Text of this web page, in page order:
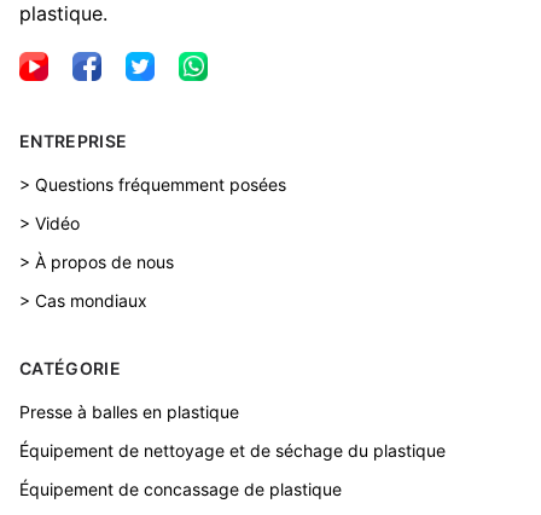
plastique.
ENTREPRISE
> Questions fréquemment posées
> Vidéo
> À propos de nous
> Cas mondiaux
CATÉGORIE
Presse à balles en plastique
Équipement de nettoyage et de séchage du plastique
Équipement de concassage de plastique